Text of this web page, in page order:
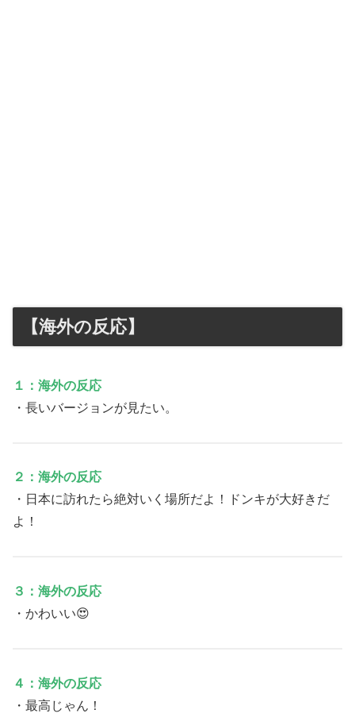
【海外の反応】
１：海外の反応
・長いバージョンが見たい。
２：海外の反応
・日本に訪れたら絶対いく場所だよ！ドンキが大好きだ
よ！
３：海外の反応
・かわいい😍
４：海外の反応
・最高じゃん！